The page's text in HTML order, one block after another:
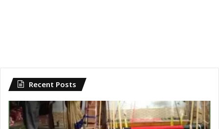
Recent Posts